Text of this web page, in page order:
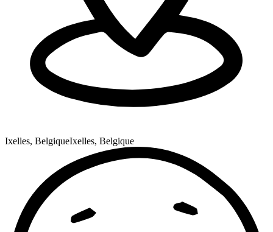
Ixelles, BelgiqueIxelles, Belgique